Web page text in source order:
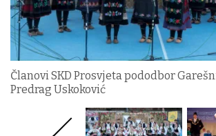
Članovi SKD Prosvjeta pododbor
Predrag Uskoković